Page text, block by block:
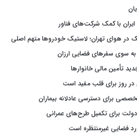
با کمک شرکت‌های فناور
در هوای تهران؛ لاستیک خودروها متهم اصلی
سوی سفرهای فضایی ارزان
تأمین مالی خانوارها
روز برای قلب مفید است
برای دسترسی عادلانه بیماران
دولت برای تکمیل طرح‌های عمرانی
فضایی غیرمنتظره است